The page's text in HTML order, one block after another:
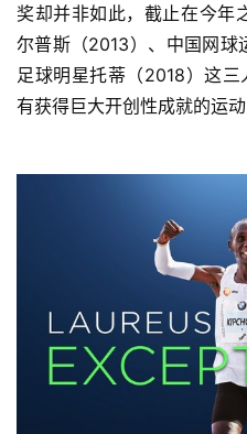
奖却并非如此，截止在今年
尔普斯（2013）、中国网球
足球明星托蒂（2018）这
有获得巨大开创性成就的运动